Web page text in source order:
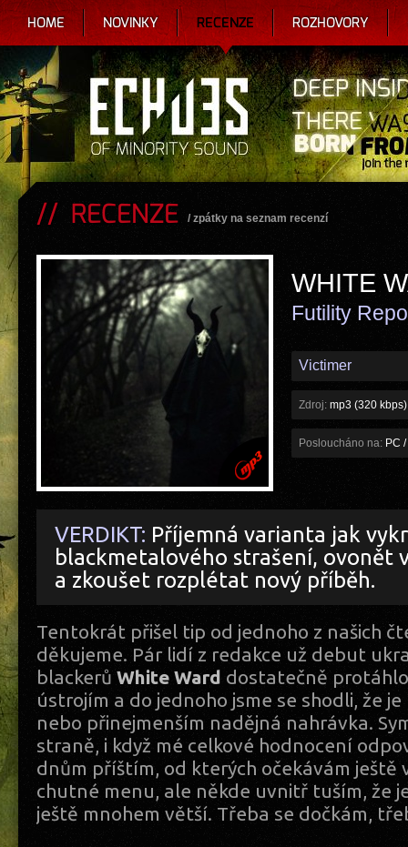
HOME NOVINKY RECENZE ROZHOVORY
RECENZE / zpátky na seznam recenzí
WHITE
Futility
Victimer
Zdroj: mp3 (320 kbps)
Posloucháno na: PC
VERDIKT: Příjemná varianta jak
blackmetalového strašení, ovonět
a zkoušet rozplétat nový příběh.
Tentokrát přišel tip od jednoho z našich
děkujeme. Pár lidí z redakce už debut
blackerů White Ward dostatečně
ústrojím a do jednoho jsme se shodli, že
nebo přinejmenším nadějná nahrávka.
straně, i když mé celkové hodnocení
dnům příštím, od kterých očekávám ještě
chutné menu, ale někde uvnitř tuším, že
ještě mnohem větší. Třeba se dočkám,